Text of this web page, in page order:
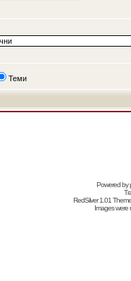
Теми
Powered by
RedSilver 1.01
Images were